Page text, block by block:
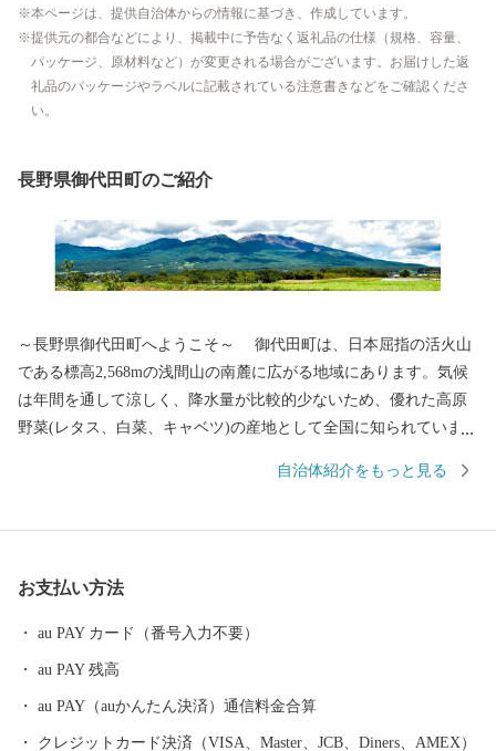
本ページは、提供自治体からの情報に基づき、作成しています。
提供元の都合などにより、掲載中に予告なく返礼品の仕様（規格、容量、
パッケージ、原材料など）が変更される場合がございます。お届けした返
礼品のパッケージやラベルに記載されている注意書きなどをご確認くださ
い。
長野県御代田町のご紹介
～長野県御代田町へようこそ～ 御代田町は、日本屈指の活火山
である標高2,568mの浅間山の南麓に広がる地域にあります。気候
は年間を通して涼しく、降水量が比較的少ないため、優れた高原
野菜(レタス、白菜、キャベツ)の産地として全国に知られていま
北陸新幹線や上信越道など、首都圏とのアクセス環境も整ってお
す町となっています。 また、毎年7月の最終土曜日には「信
自治体紹介をもっと見る
お支払い方法
au PAY カード（番号入力不要）
au PAY 残高
au PAY（auかんたん決済）通信料金合算
クレジットカード決済（VISA、Master、JCB、Diners、AMEX）